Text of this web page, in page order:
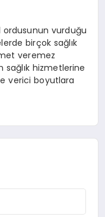
ordusunun vurduğu
birçok sağlık
veremez
sağlık hizmetlerine
verici boyutlara